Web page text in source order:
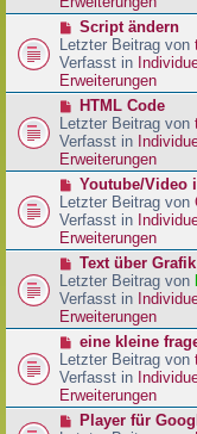
t
a
g
r
B
e
i
t
a
g
N
e
u
e
r
B
e
i
t
a
g
Script ändern
Letzter Beitrag von
Verfasst in
Erweiterungen
N
e
u
e
r
B
e
i
t
a
g
HTML Code
Letzter Beitrag von
Verfasst in
Erweiterungen
N
e
u
e
r
B
e
i
t
a
g
Youtube/Video
Letzter Beitrag von
Verfasst in
Erweiterungen
N
e
u
e
r
B
e
i
t
Text über Grafik
Letzter Beitrag von
Verfasst in
Erweiterungen
N
e
u
e
r
B
eine kleine
Letzter Beitrag von
Verfasst in
Erweiterungen
NPlayer für